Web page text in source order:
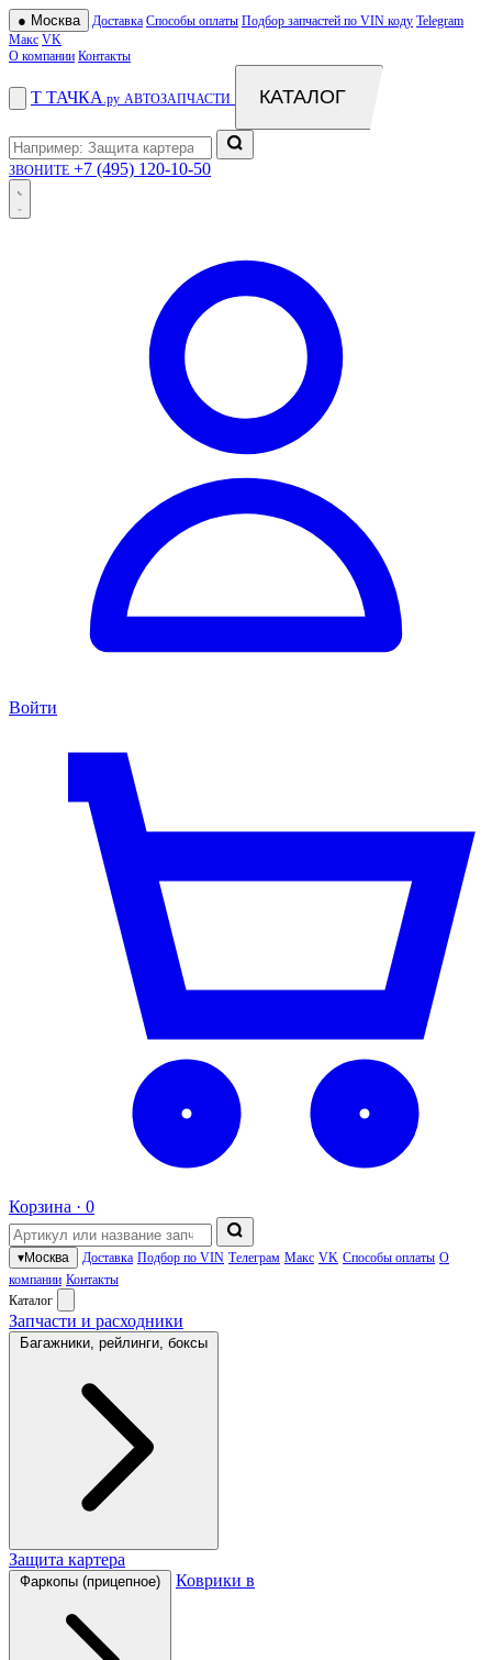
● Москва Доставка Способы оплаты Подбор запчастей по VIN коду Telegram
Макс VK
О компании Контакты
Т ТАЧКА .ру АВТОЗАПЧАСТИ КАТАЛОГ
ЗВОНИТЕ +7 (495) 120-10-50
Войти
Корзина · 0
▾Москва Доставка Подбор по VIN Телеграм Макс VK Способы оплаты О
компании Контакты
Каталог
Запчасти и расходники
Багажники, рейлинги, боксы
Защита картера
Фаркопы (прицепное) Коврики в